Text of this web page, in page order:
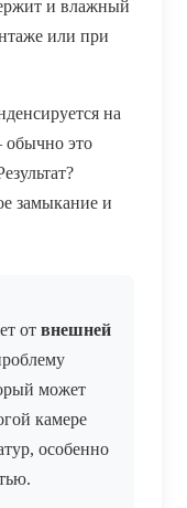
и влажный
или при
на
обычно это
замыкание и
от внешней
может
камере
особенно